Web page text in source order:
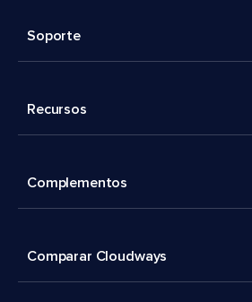
Soporte
Recursos
Complementos
Comparar Cloudways